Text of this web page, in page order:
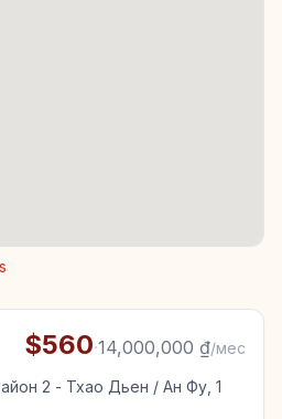
$560·14,000,000 ₫/мес
2 - Тхао Дьен / Ан Фу, 1